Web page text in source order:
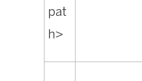
pat
h>